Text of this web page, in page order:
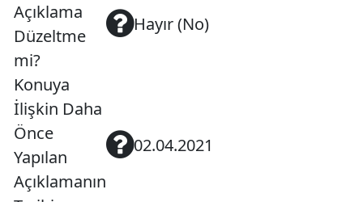
Açıklama
Düzeltme
mi?
Hayır (No)
Konuya
İlişkin Daha
Önce
Yapılan
Açıklamanın
02.04.2021